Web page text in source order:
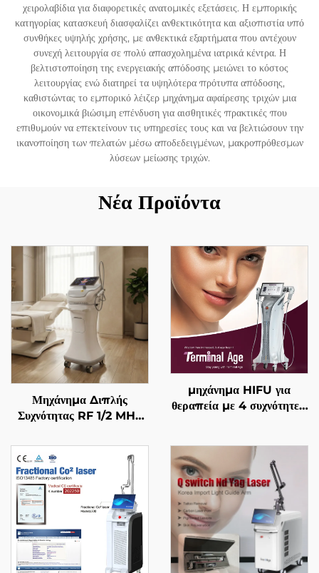
χειρολαβίδια για διαφορετικές ανατομικές εξετάσεις. Η εμπορικής
κατηγορίας κατασκευή διασφαλίζει ανθεκτικότητα και αξιοπιστία υπό
συνθήκες υψηλής χρήσης, με ανθεκτικά εξαρτήματα που αντέχουν
συνεχή λειτουργία σε πολύ απασχολημένα ιατρικά κέντρα. Η
βελτιστοποίηση της ενεργειακής απόδοσης μειώνει το κόστος
λειτουργίας ενώ διατηρεί τα υψηλότερα πρότυπα απόδοσης,
καθιστώντας το εμπορικό λέιζερ μηχάνημα αφαίρεσης τριχών μια
οικονομικά βιώσιμη επένδυση για αισθητικές πρακτικές που
επιθυμούν να επεκτείνουν τις υπηρεσίες τους και να βελτιώσουν την
ικανοποίηση των πελατών μέσω αποδεδειγμένων, μακροπρόθεσμων
λύσεων μείωσης τριχών.
Νέα Προϊόντα
Μηχάνημα Διπλής
Συχνότητας RF 1/2 MHz
για Αναζωογόνηση του
Προσώπου
μηχάνημα HIFU για
θεραπεία με 4 συχνότητες,
δέρματος, αναδιαμόρφωση
σώματος και
αντιμετώπιση γήρανσης